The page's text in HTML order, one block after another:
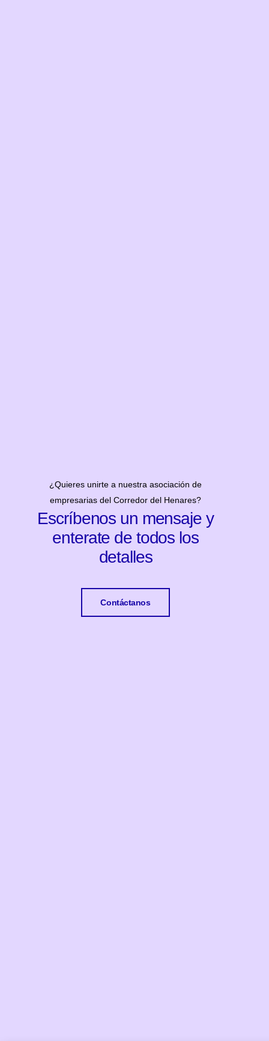
¿Quieres unirte a nuestra asociación de
empresarias del Corredor del Henares?
Escríbenos un mensaje y
enterate de todos los
detalles
Contáctanos